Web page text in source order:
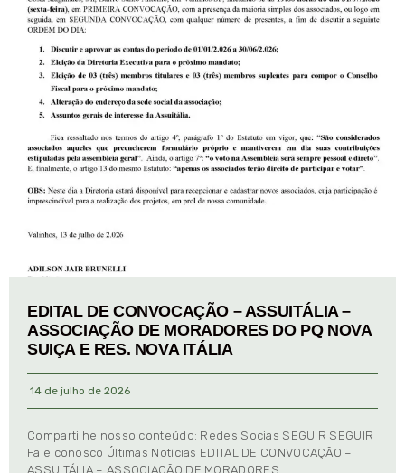
EDITAL DE CONVOCAÇÃO – ASSUITÁLIA –
ASSOCIAÇÃO DE MORADORES DO PQ NOVA
SUIÇA E RES. NOVA ITÁLIA
14 de julho de 2026
Compartilhe nosso conteúdo: Redes Socias SEGUIR SEGUIR
Fale conosco Últimas Notícias EDITAL DE CONVOCAÇÃO –
ASSUITÁLIA – ASSOCIAÇÃO DE MORADORES …